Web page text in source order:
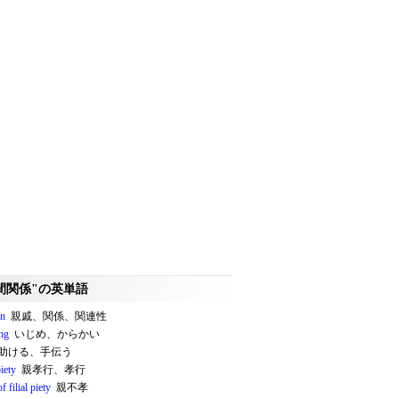
関係"の英単語
親戚、関係、関連性
いじめ、からかい
ける、手伝う
親孝行、孝行
filial piety 親不孝